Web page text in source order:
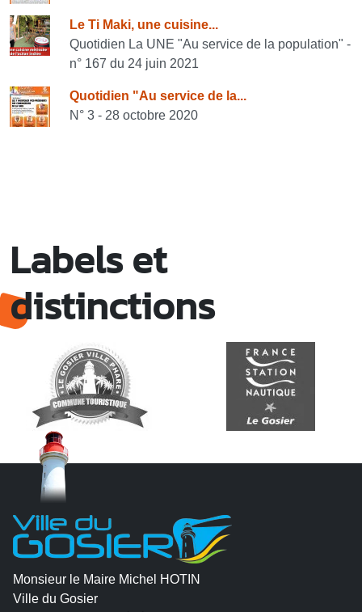
Le Ti Maki, une cuisine...
Quotidien La UNE "Au service de la population" -
n° 167 du 24 juin 2021
Quotidien "Au service de la...
N° 3 - 28 octobre 2020
Labels et
distinctions
Monsieur le Maire Michel HOTIN
Ville du Gosier